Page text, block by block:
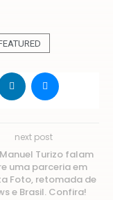
next post
Turizo falam
uma parceria em
Foto, retomada de
e Brasil. Confira!